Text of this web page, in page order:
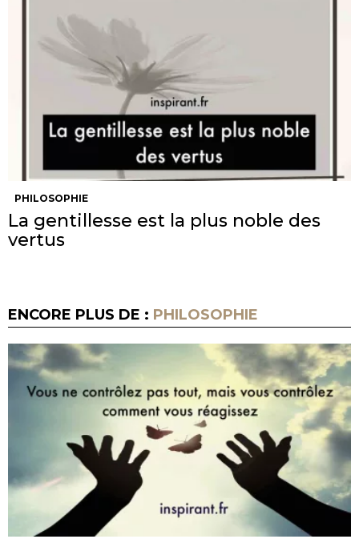
PHILOSOPHIE
La gentillesse est la plus noble des
vertus
ENCORE PLUS DE : PHILOSOPHIE